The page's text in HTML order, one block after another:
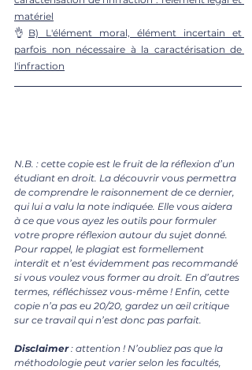
matériel
👌 B) L'élément moral, élément incertain et
parfois non nécessaire à la caractérisation de
l'infraction
N.B. : cette copie est le fruit de la réflexion d’un
étudiant en droit. La découvrir vous permettra
de comprendre le raisonnement de ce dernier,
qui lui a valu la note indiquée. Elle vous aidera
à ce que vous ayez les outils pour formuler
votre propre réflexion autour du sujet donné.
Pour rappel, le plagiat est formellement
interdit et n’est évidemment pas recommandé
si vous voulez vous former au droit. En d’autres
termes, réfléchissez vous-même ! Enfin, cette
copie n’a pas eu 20/20, gardez un œil critique
sur ce travail qui n’est donc pas parfait.
Disclaimer : attention ! N’oubliez pas que la
méthodologie peut varier selon les facultés,